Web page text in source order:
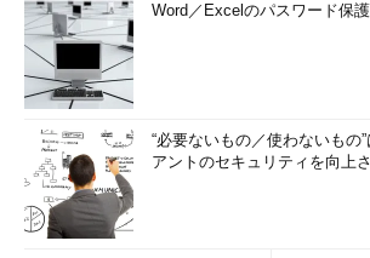
Word／Excelのパスワード保
“必要ないもの／使わないもの
アントのセキュリティを向上